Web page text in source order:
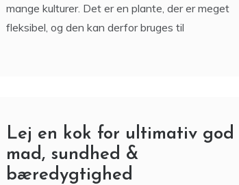
mange kulturer. Det er en plante, der er meget
fleksibel, og den kan derfor bruges til
Lej en kok for ultimativ god
mad, sundhed &
bæredygtighed